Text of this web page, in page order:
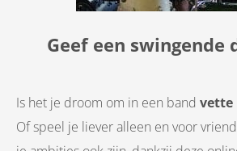
Geef een swingende
Is het je droom om in een band vette
Of speel je liever alleen en voor